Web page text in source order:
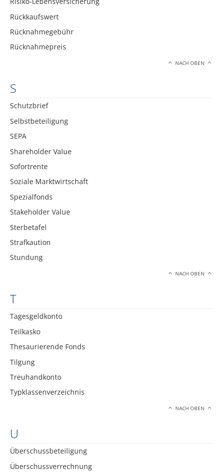
Rückkaufswert
Rücknahmegebühr
Rücknahmepreis
NACH OBEN
S
Schutzbrief
Selbstbeteiligung
SEPA
Shareholder Value
Sofortrente
Soziale Marktwirtschaft
Spezialfonds
Stakeholder Value
Sterbetafel
Strafkaution
Stundung
NACH OBEN
T
Tagesgeldkonto
Teilkasko
Thesaurierende Fonds
Tilgung
Treuhandkonto
Typklassenverzeichnis
NACH OBEN
U
Überschussbeteiligung
Überschussverrechnung